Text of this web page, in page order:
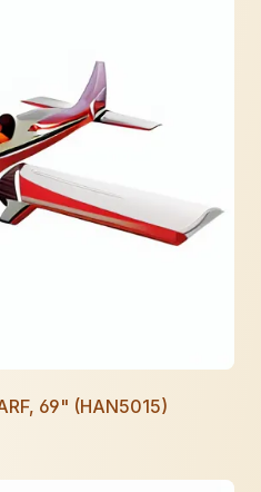
69" (HAN5015)